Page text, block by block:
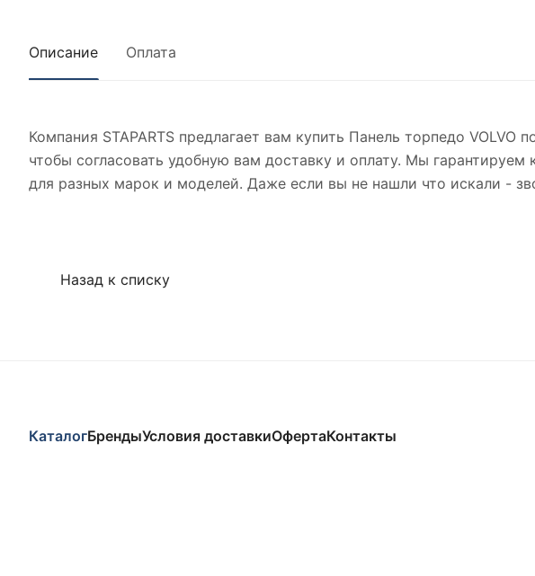
Описание Оплата
Компания STAPARTS предлагает вам купить Панель торпедо
чтобы согласовать удобную вам доставку и оплату. Мы
для разных марок и моделей. Даже если вы не нашли что искали -
Назад к списку
КаталогБрендыУсловия доставкиОфертаКонтакты